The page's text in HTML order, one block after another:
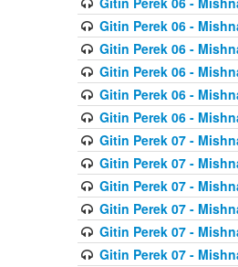
Gitin Perek 06 -
Gitin Perek 06 -
Gitin Perek 06 -
Gitin Perek 06 -
Gitin Perek 06 -
Gitin Perek 07 -
Gitin Perek 07 -
Gitin Perek 07 -
Gitin Perek 07 -
Gitin Perek 07 -
Gitin Perek 07 -